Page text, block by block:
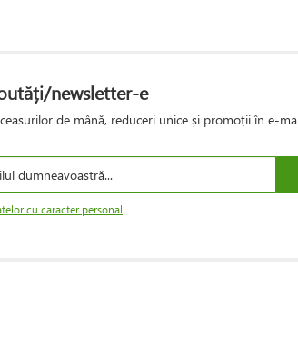
newsletter-e
de mână, reduceri unice și promoții în e-
cu caracter personal